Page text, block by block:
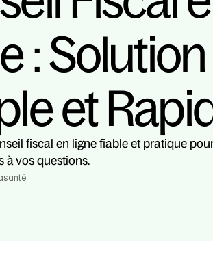
: Solution
et
fiscal en ligne fiable et pratique
à vos questions.